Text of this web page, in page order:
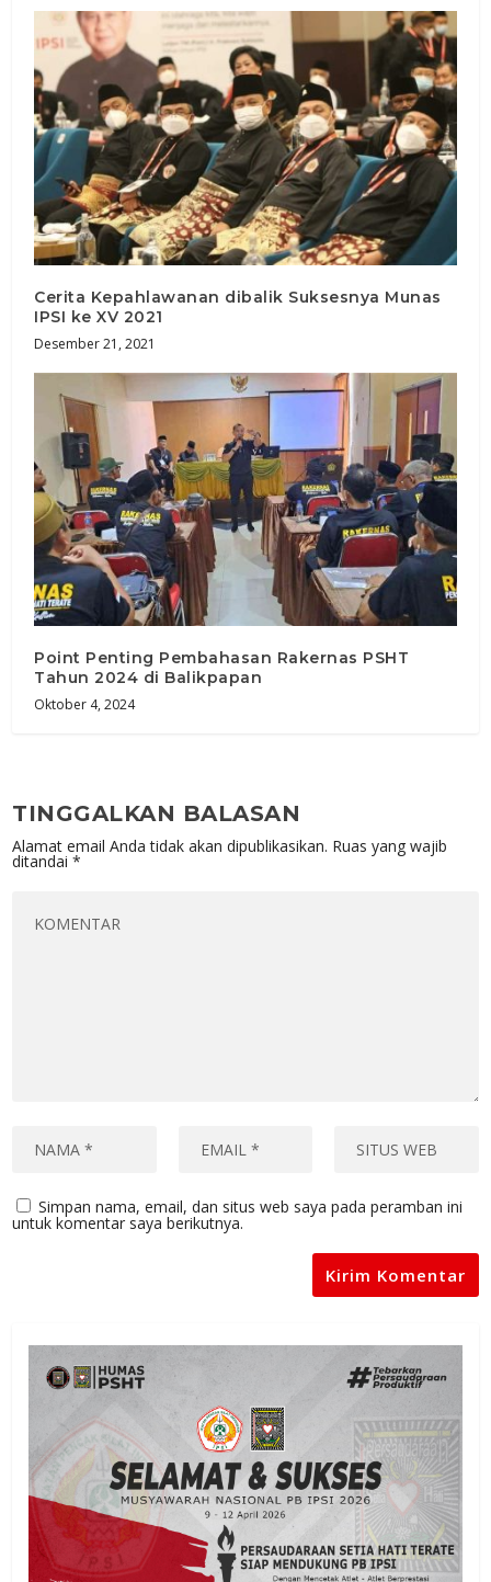
Cerita Kepahlawanan dibalik Suksesnya Munas
IPSI ke XV 2021
Desember 21, 2021
Point Penting Pembahasan Rakernas PSHT
Tahun 2024 di Balikpapan
Oktober 4, 2024
TINGGALKAN BALASAN
Alamat email Anda tidak akan dipublikasikan. Ruas yang wajib
ditandai*
Simpan nama, email, dan situs web saya pada peramban ini
untuk komentar saya berikutnya.